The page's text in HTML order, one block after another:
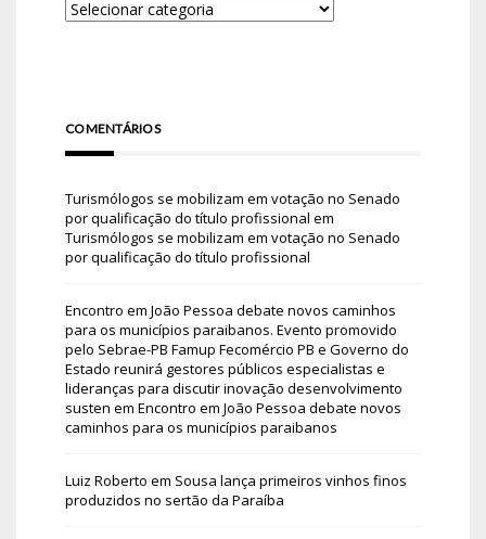
COMENTÁRIOS
Turismólogos se mobilizam em votação no Senado
por qualificação do título profissional em
Turismólogos se mobilizam em votação no Senado
por qualificação do título profissional
Encontro em João Pessoa debate novos caminhos
para os municípios paraibanos. Evento promovido
pelo Sebrae-PB Famup Fecomércio PB e Governo do
Estado reunirá gestores públicos especialistas e
lideranças para discutir inovação desenvolvimento
susten em Encontro em João Pessoa debate novos
caminhos para os municípios paraibanos
Luiz Roberto em Sousa lança primeiros vinhos finos
produzidos no sertão da Paraíba